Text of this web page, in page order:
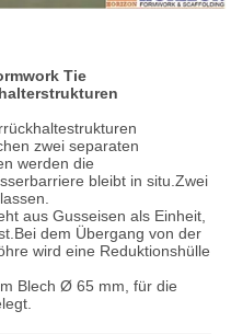
Tie
zwei separaten
werden die
bleibt in situ.Zwei
aus Gusseisen als Einheit,
dem Übergang von der
wird eine Reduktionshülle
Blech Ø 65 mm, für die